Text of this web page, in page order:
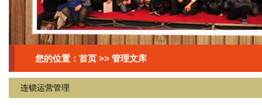
您的位置： 首页 >> 管理文库
连锁运营管理